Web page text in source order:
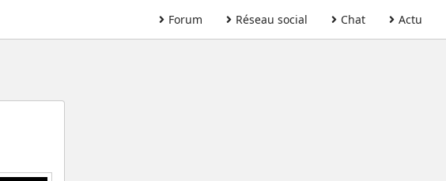
Forum Réseau social Chat Actu